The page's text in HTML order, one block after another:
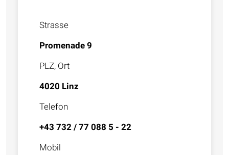
Strasse
Promenade 9
PLZ, Ort
4020 Linz
Telefon
+43 732 / 77 088 5 - 22
Mobil